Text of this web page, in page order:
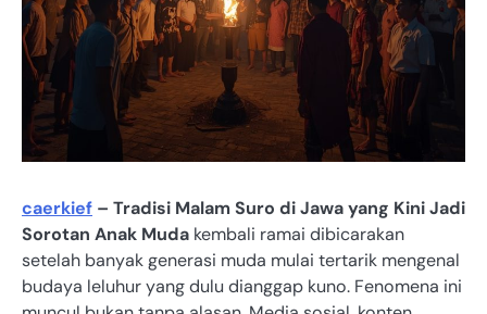
caerkief – Tradisi Malam Suro di Jawa yang Kini Jadi
Sorotan Anak Muda kembali ramai dibicarakan
setelah banyak generasi muda mulai tertarik mengenal
budaya leluhur yang dulu dianggap kuno. Fenomena ini